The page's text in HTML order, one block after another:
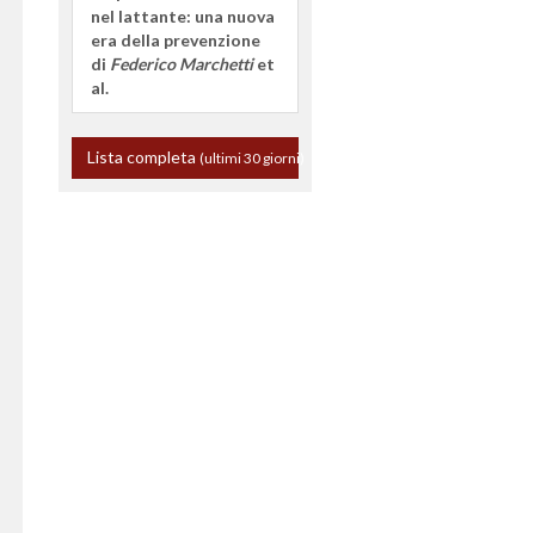
nel lattante: una nuova
era della prevenzione
di Federico Marchettiet
al.
Lista completa (ultimi 30 giorni)